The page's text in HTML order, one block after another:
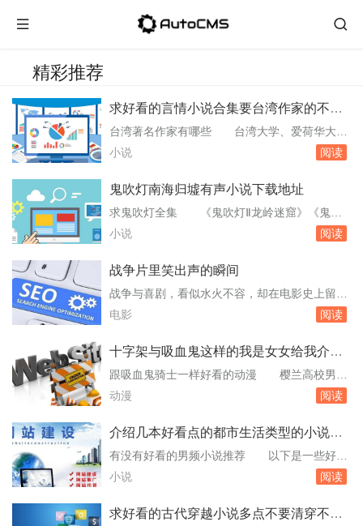
精彩推荐
求好看的言情小说合集要台湾作家的不要
网络原创的也不要连载的
台湾著名作家有哪些 台湾大学、爱荷华大
学。郑媛：被誉为言情天后。席绢：台湾著名言
手、作家、导演、编剧。龙应台：祖籍湖南衡
者。以上这些作家的作品在华人世界中有着广泛
的影响力，并且在文学领域。台湾哪些文学网
小说 阅读
鬼吹灯南海归墟有声小说下载地址
求鬼吹灯全集 《鬼吹灯Ⅱ龙岭迷窟》《鬼吹
灯Ⅲ昆仑神宫》《鬼吹灯Ⅳ蛇沼鬼城》《鬼吹灯
由天下霸唱。建议您通过合法的渠道购买正版书
量。同时，也可以关注相关的有声书或影视改编
作品，以获取更多。求鬼吹灯23全集下载
小说 阅读
战争片里笑出声的瞬间
战争与喜剧，看似水火不容，却在电影史上留下
过不少奇妙结合。当炮火与笑声交织，观众获得
洞察。聊到这类作品，有几部绕不开的经典值得
被全球影迷奉为战争喜剧的巅峰。这部影片的全
球票房达到1.3亿美元，在当年的法国电影票房...
电影 阅读
十字架与吸血鬼这样的我是女女给我介绍
几部好看的动漫吧
跟吸血鬼骑士一样好看的动漫 樱兰高校男公
关部少年阴阳师金色琴弦守护甜心我们的存在公
永远的天空十字架与吸血鬼反叛的鲁路修水果篮
事绝对感人，很值得看的一部动画跪求和吸血鬼
与十字架相似的动漫啊 如果看过了吸血鬼骑
动漫 阅读
介绍几本好看点的都市生活类型的小说吧
最好是男频的
有没有好看的男频小说推荐 以下是一些好看
的男频小说推荐：《大明妖孽》，作者：冰临神
本。小说背景是大明成化年间，讲述了锦衣卫百
小说 阅读
求好看的古代穿越小说多点不要清穿不虐